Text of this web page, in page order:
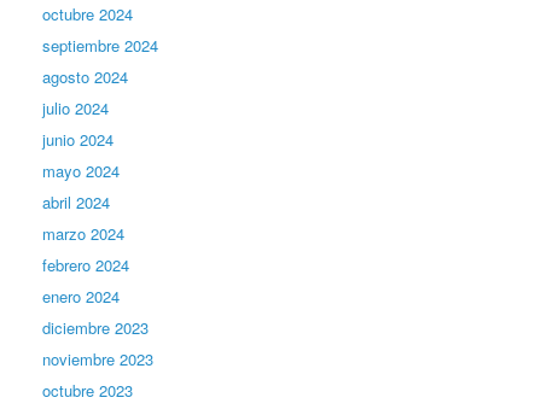
octubre 2024
septiembre 2024
agosto 2024
julio 2024
junio 2024
mayo 2024
abril 2024
marzo 2024
febrero 2024
enero 2024
diciembre 2023
noviembre 2023
octubre 2023